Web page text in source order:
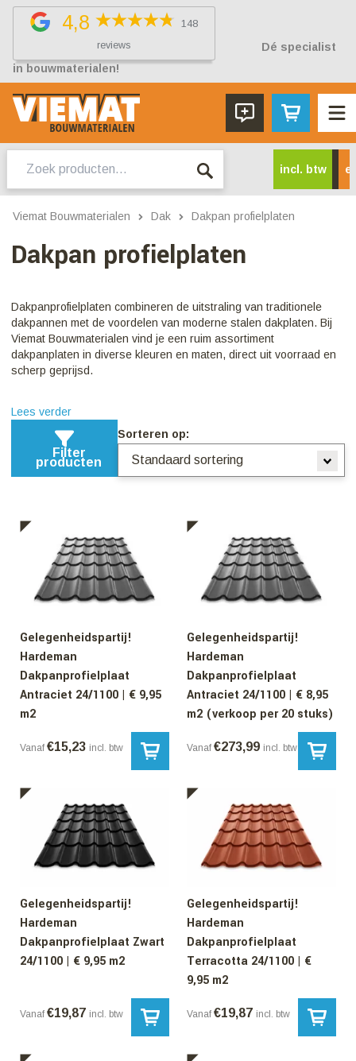
4,8
148
reviews
Dé specialist
in bouwmaterialen!
naar:
incl. btw
Viemat Bouwmaterialen Dak Dakpan profielplaten
Dakpan profielplaten
Dakpanprofielplaten combineren de uitstraling van traditionele
dakpannen met de voordelen van moderne stalen dakplaten. Bij
Viemat Bouwmaterialen vind je een ruim assortiment
dakpanplaten in diverse kleuren en maten, direct uit voorraad en
scherp geprijsd.
Lees verder
Filter
producten
Sorteren op:
Gelegenheidspartij!
Hardeman
Dakpanprofielplaat
Antraciet 24/1100 | € 9,95
m2
Vanaf €15,23 incl. btw
Gelegenheidspartij!
Hardeman
Dakpanprofielplaat
Antraciet 24/1100 | € 8,95
m2 (verkoop per 20 stuks)
Vanaf €273,99 incl. btw
Gelegenheidspartij!
Hardeman
Dakpanprofielplaat Zwart
24/1100 | € 9,95 m2
Vanaf €19,87 incl. btw
Gelegenheidspartij!
Hardeman
Dakpanprofielplaat
Terracotta 24/1100 | €
9,95 m2
Vanaf €19,87 incl. btw